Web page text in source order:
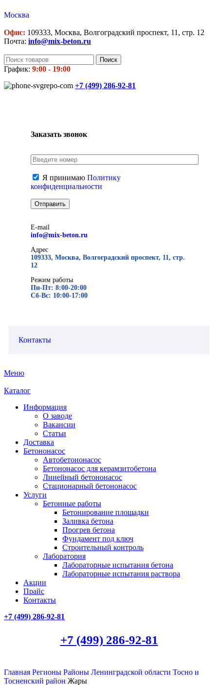
Москва
Офис: 109333, Москва, Волгоградский проспект, 11, стр. 12
Почта: info@mix-beton.ru
Поиск
График: 9:00 - 19:00
+7 (499) 286-92-81
Заказать звонок
Я принимаю Политику
конфиденциальности
E-mail
info@mix-beton.ru
Адрес
109333, Москва, Волгоградский проспект, 11, стр.
12
Режим работы
Пн-Пт: 8:00-20:00
Сб-Вс: 10:00-17:00
Контакты
Меню
Каталог
Информация
О заводе
Вакансии
Статьи
Доставка
Бетононасос
Автобетононасос
Бетононасос для керамзитобетона
Линейный бетононасос
Стационарный бетононасос
Услуги
Бетонные работы
Бетонирование площадки
Заливка бетона
Прогрев бетона
Фундамент под ключ
Строительный контроль
Лаборатория
Лабораторные испытания бетона
Лабораторные испытания раствора
Акции
Прайс
Контакты
+7 (499) 286-92-81
+7 (499) 286-92-81
Главная Регионы Районы Ленинградской области Тосно и
Тосненский район Жары